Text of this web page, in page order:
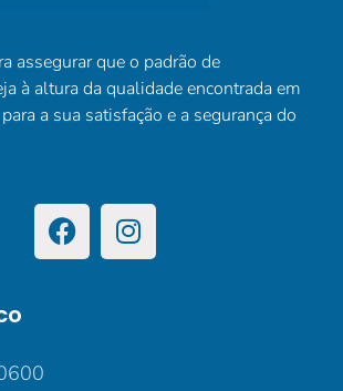
assegurar que o padrão de
à altura da qualidade encontrada em
a sua satisfação e a segurança do